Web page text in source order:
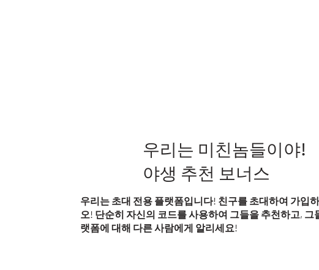
우리는 미친놈들이야!
야생 추천 보너스
우리는 초대 전용 플랫폼입니다! 친구를 초대하여 가입
오! 단순히 자신의 코드를 사용하여 그들을 추천하고,
랫폼에 대해 다른 사람에게 알리세요!